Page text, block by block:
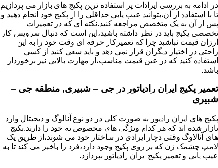
در ادامه به بررسی ایرادات پر استفاده ترین پکیج های بازار می پردازیم
تا با استفاده از آن،بتوانید عیب یابی حداقلی را از پکیج خود انجام دهید و
پس از آن به یک متخصص مراجعه کنید.نکته ای که در تعمیرات
تخصصی پکیج باید در نظر داشته باشید،این است که دنبال سرویس کار
ارزان قیمت نباشید چرا که تعمیرکار حرفه ای وقت خود را به این
راحتی در اختیار دیگران قرار نمی دهد و باید سعی کنید از کسی
استفاده کنید که در عین قیمت مناسب،از مهارت بالایی نیز برخوردار
باشد.
تعمیر پکیج ایران رادیاتور در جی – شبیری, منطقه جی –
شبیری
پکیج های ایران رادیور به صورت کلی در دو نوع آنالوگ و دیجیتال وارد
بازار شده اند که هر کدام ویژگی های مخصوص به خود را دارند.پکیج
های آنالاوگ وقتی دچار ایرادی در ساختار خود می شوند،از طریق یک
لامپ چشمک زن که بر روی پکیج وجود دارد،فرد را باخبر می کند تا به
عیب یابی و تعمیر پکیج ایران رادیاتور بپردازد.